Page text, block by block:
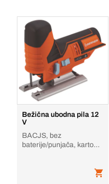
Bežična ubodna pila 12
V
BACJS, bez
baterije/punjača, karton,